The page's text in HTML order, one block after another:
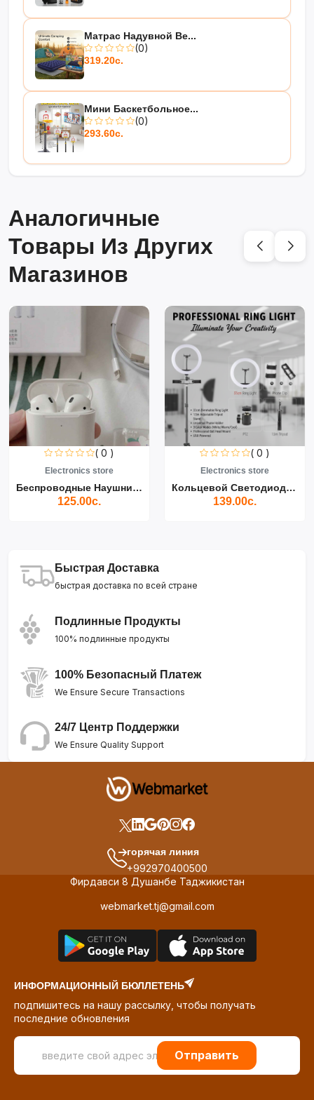
Матрас Надувной Be...
(0)
319.20с.
Мини Баскетбольное...
(0)
293.60с.
Аналогичные
Товары Из Других
Магазинов
( 0 )
Electronics store
Беспроводные Наушники Air...
125.00с.
( 0 )
Electronics store
Кольцевой Светодиодный Св...
139.00с.
Быстрая Доставка
быстрая доставка по всей стране
Подлинные Продукты
100% подлинные продукты
100% Безопасный Платеж
We Ensure Secure Transactions
24/7 Центр Поддержки
We Ensure Quality Support
горячая линия
+992970400500
Фирдавси 8 Душанбе Таджикистан
webmarket.tj@gmail.com
ИНФОРМАЦИОННЫЙ БЮЛЛЕТЕНЬ
подпишитесь на нашу рассылку, чтобы получать
последние обновления
Отправить